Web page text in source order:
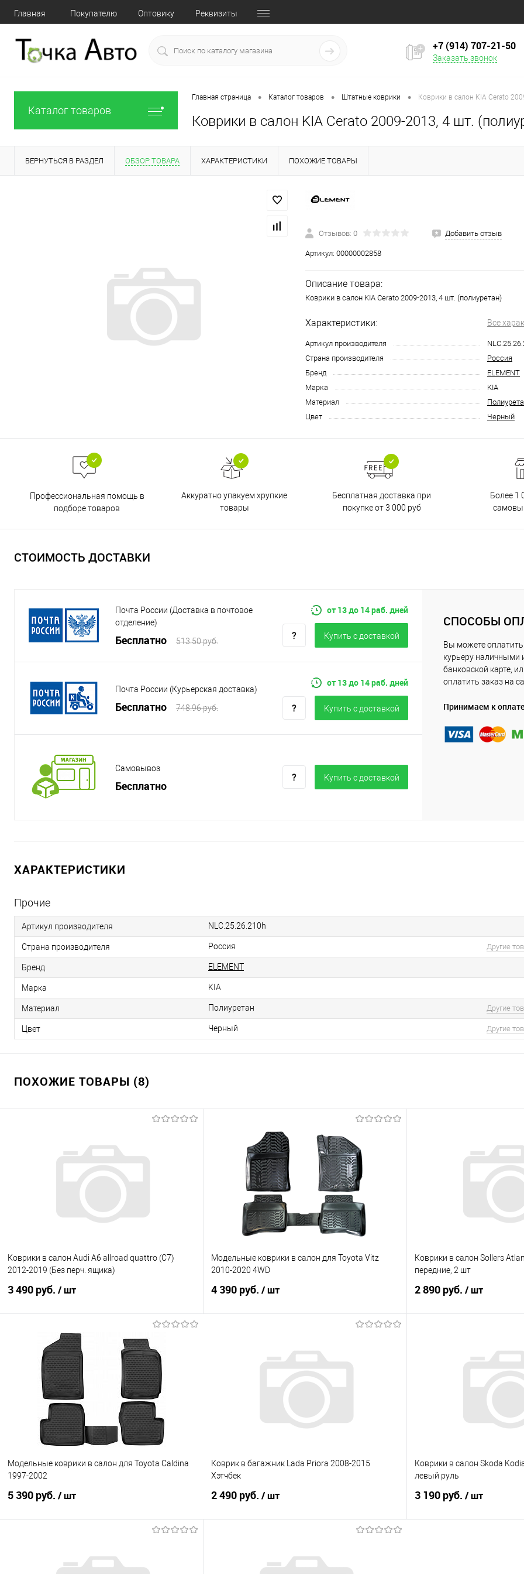
Главная Покупателю Оптовику Реквизиты
+7 (914) 707‒21‒50
Заказать звонок
Каталог товаров
Главная страница • Каталог товаров • Штатные коврики • Коврики в салон KIA Cerato
Коврики в салон KIA Cerato 2009-2013, 4 шт.
ВЕРНУТЬСЯ В РАЗДЕЛ ОБЗОР ТОВАРА ХАРАКТЕРИСТИКИ ПОХОЖИЕ ТОВАРЫ
Отзывов: 0 Добавить отзыв
Артикул: 00000002858
Описание товара:
Коврики в салон KIA Cerato 2009-2013, 4 шт. (полиуретан)
Характеристики: Все
Артикул производителя
Страна производителя
Россия
Бренд
ELEMENT
Марка
KIA
Материал
Цвет
Черный
Профессиональная помощь в
подборе товаров
Аккуратно упакуем хрупкие
товары
Бесплатная доставка при
покупке от 3 000 руб
Более 1
СТОИМОСТЬ ДОСТАВКИ
Почта России (Доставка в почтовое
отделение)
Бесплатно 513.50 руб.
от 13 до 14 раб. дней
Купить c доставкой
Почта России (Курьерская доставка)
Бесплатно 748.96 руб.
от 13 до 14 раб. дней
Купить c доставкой
Самовывоз
Бесплатно
Купить c доставкой
СПОСОБЫ
Вы можете оплатить
курьеру наличными
банковской карте,
оплатить заказ на
Принимаем к оплате
ХАРАКТЕРИСТИКИ
Прочие
Артикул производителя NLC.25.26.210h
Страна производителя Россия Другие
Бренд ELEMENT
Марка KIA
Материал Полиуретан Другие
Цвет Черный Другие
ПОХОЖИЕ ТОВАРЫ (8)
Коврики в салон Audi A6 allroad quattro (C7)
2012-2019 (Без перч. ящика)
3 490 руб. / шт
В корзину
Купить в 1 клик
Сравнение
В избранное
Под заказ
Модельные коврики в салон для Toyota Vitz
2010-2020 4WD
4 390 руб. / шт
Купить в 1 клик
Сравнение
В наличии
Коврики в салон Sollers
передние, 2 шт
2 890 руб. / шт
Купить в 1 клик
Модельные коврики в салон для Toyota Caldina
1997-2002
5 390 руб. / шт
Коврик в багажник Lada Priora 2008-2015
Хэтчбек
2 490 руб. / шт
Коврики в салон Skoda
левый руль
3 190 руб. / шт